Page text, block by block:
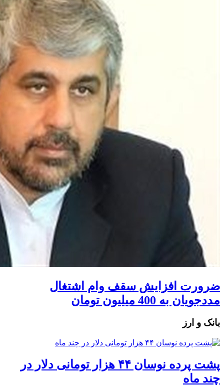
ضرورت افزایش سقف وام اشتغال
مددجویان به 400 میلیون تومان
بانک و ارز
پشت پرده نوسان ۴۴ هزار تومانی دلار در
چند ماه